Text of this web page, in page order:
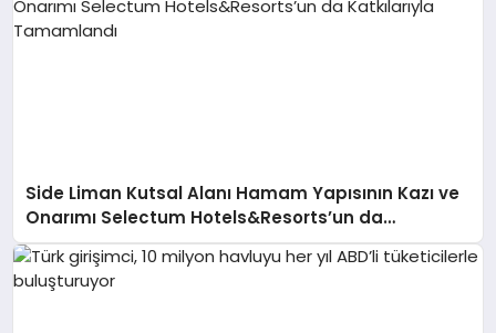
Side Liman Kutsal Alanı Hamam Yapısının Kazı ve
Onarımı Selectum Hotels&Resorts’un da
Katkılarıyla Tamamlandı